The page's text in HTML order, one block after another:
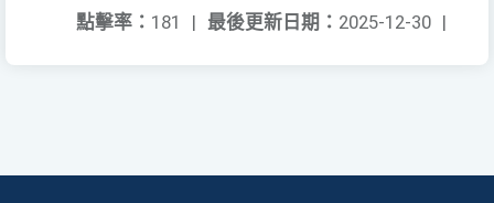
最後更新日期： 2025-12-30 |
點擊率： 181 |